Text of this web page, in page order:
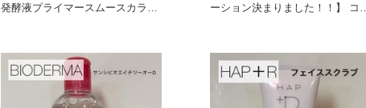
発酵液プライマースムースカラー
ーション決まりました！！】 コス